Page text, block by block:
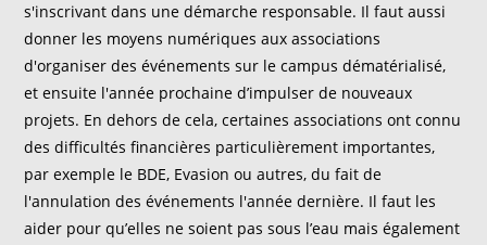
s'inscrivant dans une démarche responsable. Il faut aussi
donner les moyens numériques aux associations
d'organiser des événements sur le campus dématérialisé,
et ensuite l'année prochaine d’impulser de nouveaux
projets. En dehors de cela, certaines associations ont connu
des difficultés financières particulièrement importantes,
par exemple le BDE, Evasion ou autres, du fait de
l'annulation des événements l'année dernière. Il faut les
aider pour qu’elles ne soient pas sous l’eau mais également